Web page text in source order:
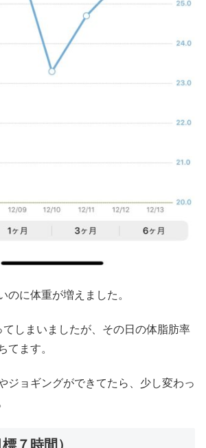
のに体重が増えました。
しまいましたが、その日の体脂肪率
てます。
ジョギングができてたら、少し変わっ
７時間）